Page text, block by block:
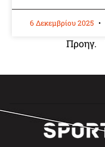
6 Δεκεμβρίου 2025
Προηγ.